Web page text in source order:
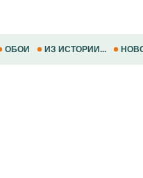
ОБОИ ИЗ ИСТОРИИ...